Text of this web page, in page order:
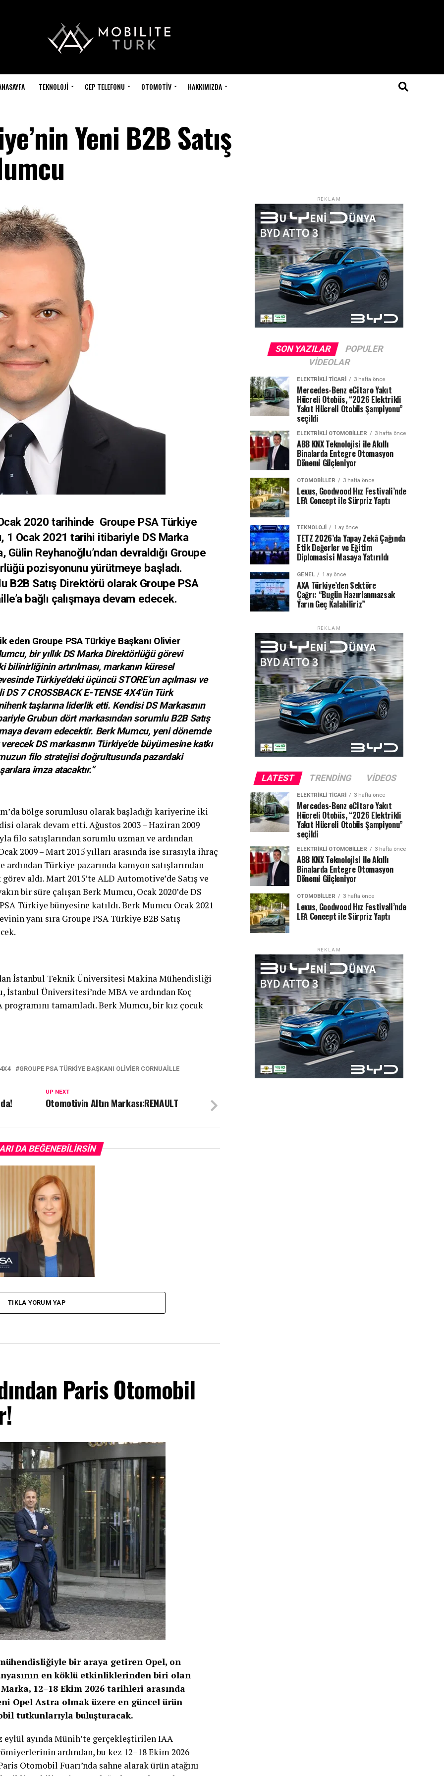
TEKNOLOJI CEP TELEFONU OTOMOTIV HAKKIMIZDA
Yeni B2B Satış
2020 tarihinde Groupe PSA Türkiye
1 Ocak 2021 tarihi itibariyle DS Marka
Gülin Reyhanoğlu’ndan devraldığı Groupe
pozisyonunu yürütmeye başladı.
B2B Satış Direktörü olarak Groupe PSA
bağlı çalışmaya devam edecek.
eden Groupe PSA Türkiye Başkanı Olivier
bir yıllık DS Marka Direktörlüğü görevi
bilinirliğinin artırılması, markanın küresel
Türkiye’deki üçüncü STORE’un açılması ve
7 CROSSBACK E-TENSE 4X4’ün Türk
taşlarına liderlik etti. Kendisi DS Markasının
Grubun dört markasından sorumlu B2B Satış
devam edecektir. Berk Mumcu, yeni dönemde
DS markasının Türkiye’de büyümesine katkı
filo stratejisi doğrultusunda pazardaki
imza atacaktır.”
bölge sorumlusu olarak başladığı kariyerine iki
olarak devam etti. Ağustos 2003 – Haziran 2009
filo satışlarından sorumlu uzman ve ardından
2009 – Mart 2015 yılları arasında ise sırasıyla ihraç
Türkiye pazarında kamyon satışlarından
aldı. Mart 2015’te ALD Automotive’de Satış ve
bir süre çalışan Berk Mumcu, Ocak 2020’de DS
Türkiye bünyesine katıldı. Berk Mumcu Ocak 2021
yanı sıra Groupe PSA Türkiye B2B Satış
İstanbul Teknik Üniversitesi Makina Mühendisliği
Üniversitesi’nde MBA ve ardından Koç
tamamladı. Berk Mumcu, bir kız çocuk
GROUPE PSA TÜRKIYE BAŞKANI OLIVIER CORNUAILLE
UP NEXT
Otomotivin Altın Markası:RENAULT
DA BEĞENEBILIRSIN
Türkiye Satış Direktörü
Reyhanoğlu” Oldu
TIKLA YORUM YAP
Paris Otomobil
bir araya getiren Opel, on
en köklü etkinliklerinden biri olan
12–18 Ekim 2026 tarihleri arasında
Opel Astra olmak üzere en güncel ürün
tutkunlarıyla buluşturacak.
ayında Münih’te gerçekleştirilen IAA
ardından, bu kez 12–18 Ekim 2026
Otomobil Fuarı’nda sahne alarak ürün atağını
REKLAM
SON YAZILAR
POPULER
VIDEOLAR
ELEKTRIKLI TICARI 3 hafta önce
Mercedes-Benz eCitaro Yakıt
Hücreli Otobüs, “2026 Elektrikli
Yakıt Hücreli Otobüs Şampiyonu”
seçildi
ELEKTRIKLI OTOMOBILLER 3 hafta önce
ABB KNX Teknolojisi ile Akıllı
Binalarda Entegre Otomasyon
Dönemi Güçleniyor
OTOMOBILLER 3 hafta önce
Lexus, Goodwood Hız Festivali’nde
LFA Concept ile Sürpriz Yaptı
TEKNOLOJI 1 ay önce
TETZ 2026’da Yapay Zekâ Çağında
Etik Değerler ve Eğitim
Diplomasisi Masaya Yatırıldı
GENEL 1 ay önce
AXA Türkiye’den Sektöre
Çağrı: “Bugün Hazırlanmazsak
Yarın Geç Kalabiliriz”
REKLAM
LATEST TRENDING VIDEOS
ELEKTRIKLI TICARI 3 hafta önce
Mercedes-Benz eCitaro Yakıt
Hücreli Otobüs, “2026 Elektrikli
Yakıt Hücreli Otobüs Şampiyonu”
seçildi
ELEKTRIKLI OTOMOBILLER 3 hafta önce
ABB KNX Teknolojisi ile Akıllı
Binalarda Entegre Otomasyon
Dönemi Güçleniyor
OTOMOBILLER 3 hafta önce
Lexus, Goodwood Hız Festivali’nde
LFA Concept ile Sürpriz Yaptı
REKLAM